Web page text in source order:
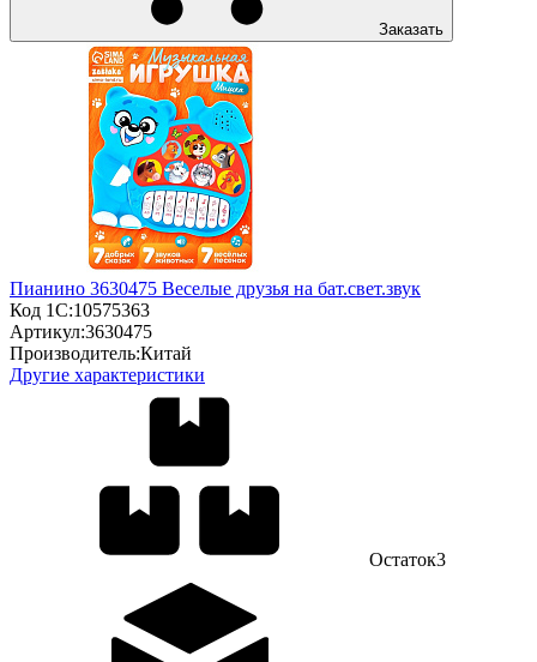
Заказать
Пианино 3630475 Веселые друзья на бат.свет.звук
Код 1С:10575363
Артикул:3630475
Производитель:Китай
Другие характеристики
Остаток3